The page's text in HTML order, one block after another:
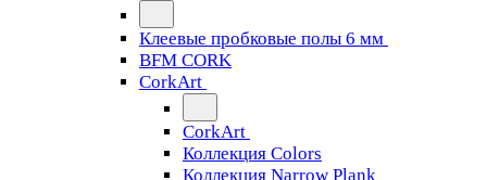
Клеевые пробковые полы 6 мм
BFM CORK
CorkArt
CorkArt
Коллекция Colors
Коллекция Narrow Plank